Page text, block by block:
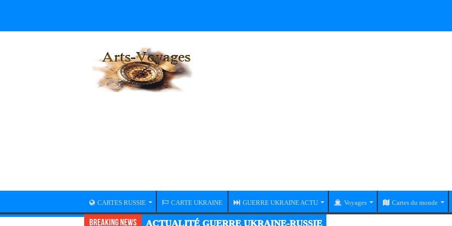
CARTES RUSSIE CARTE UKRAINE GUERRE UKRAINE ACTU Voyages Cartes du monde
Breaking News ACTUALITÉ GUERRE UKRAINE-RUSSIE